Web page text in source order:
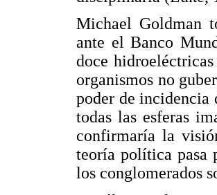
Michael Goldman
ante el Banco
doce
organismos no
poder de incidencia
todas las esferas
confirmaría la
teoría política pasa
los conglomerados